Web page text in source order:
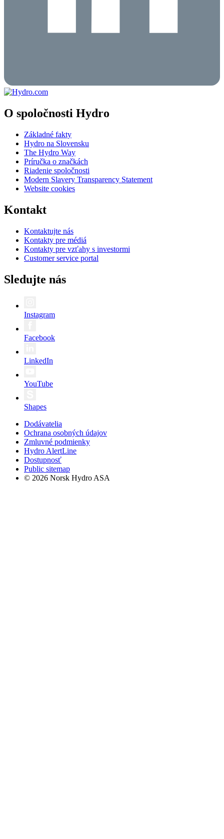
O spoločnosti Hydro
Základné fakty
Hydro na Slovensku
The Hydro Way
Príručka o značkách
Riadenie spoločnosti
Modern Slavery Transparency Statement
Website cookies
Kontakt
Kontaktujte nás
Kontakty pre médiá
Kontakty pre vzťahy s investormi
Customer service portal
Sledujte nás
Instagram
Facebook
LinkedIn
YouTube
Shapes
Dodávatelia
Ochrana osobných údajov
Zmluvné podmienky
Hydro AlertLine
Dostupnosť
Public sitemap
© 2026 Norsk Hydro ASA